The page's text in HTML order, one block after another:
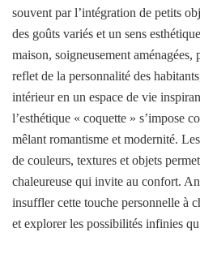
souvent par l’intégration de petits
des goûts variés et un sens
maison, soigneusement
reflet de la personnalité des
intérieur en un espace de vie
l’esthétique « coquette » s’impose
mêlant romantisme et modernité.
de couleurs, textures et objets
chaleureuse qui invite au confort.
insuffler cette touche personnelle à
et explorer les possibilités infinies